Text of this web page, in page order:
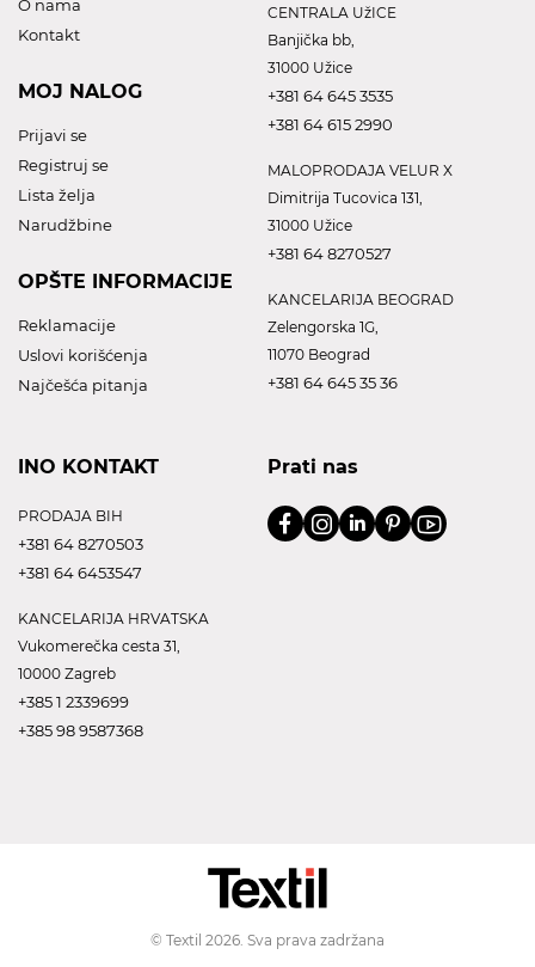
O nama
Kontakt
MOJ NALOG
Prijavi se
Registruj se
Lista želja
Narudžbine
OPŠTE INFORMACIJE
Reklamacije
Uslovi korišćenja
Najčešća pitanja
CENTRALA UžICE
Banjička bb,
31000 Užice
+381 64 645 3535
+381 64 615 2990
MALOPRODAJA VELUR X
Dimitrija Tucovica 131,
31000 Užice
+381 64 8270527
KANCELARIJA BEOGRAD
Zelengorska 1G,
11070 Beograd
+381 64 645 35 36
INO KONTAKT
PRODAJA BIH
+381 64 8270503
+381 64 6453547
KANCELARIJA HRVATSKA
Vukomerečka cesta 31,
10000 Zagreb
+385 1 2339699
+385 98 9587368
Prati nas
© Textil 2026. Sva prava zadržana